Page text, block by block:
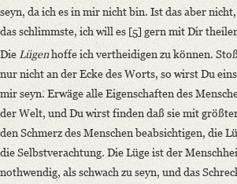
seyn, da ich es in mir nicht bin. Ist das aber nicht,
das schlimmste, ich will es [5] gern mit Dir
Die Lügenhoffe ich vertheidigen zu können.
nur nicht an der Ecke des Worts, so wirst Du
mir seyn. Erwäge alle Eigenschaften des
der Welt, und Du wirst finden daß sie mit
den Schmerz des Menschen beabsichtigen, die
die Selbstverachtung. Die Lüge ist der
nothwendig, als schwach zu seyn, und das